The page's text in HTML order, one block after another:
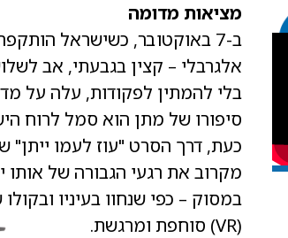
מציאות מדומה
ב-7 באוקטובר, כשישראל
אלגרבלי – קצין בגבעתי, אב
בלי להמתין לפקודות, עלה על
סיפורו של מתן הוא סמל לרוח
כעת, דרך הסרט "עוז לעמו ייתן"
מקרוב את רגעי הגבורה של אותו
במסוק – כפי שנחוו בעיניו
(VR) סוחפת ומרגשת.